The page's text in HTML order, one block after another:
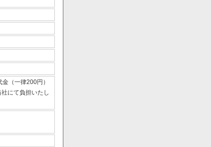
（一律200円）
にて負担いたし